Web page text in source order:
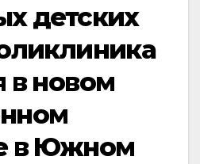
детских
в новом
в Южном